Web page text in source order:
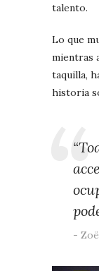
talento.
Lo que
mientras
taquilla,
historia